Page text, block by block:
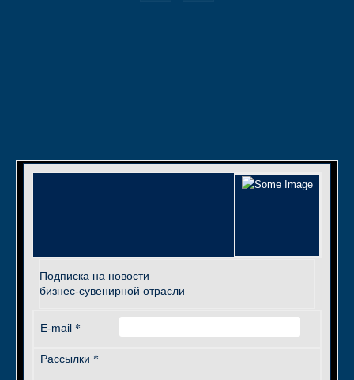
Подписка на новости
бизнес-сувенирной отрасли
E-mail *
Рассылки *